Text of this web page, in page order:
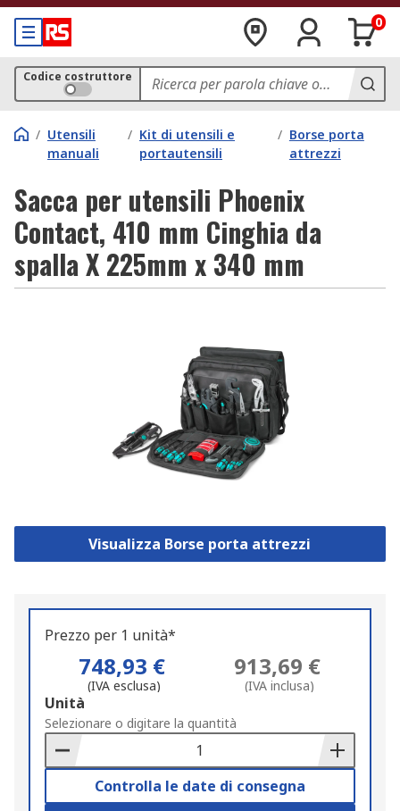
0
Codice costruttore
/ Utensili
manuali
/ Kit di utensili e
portautensili
/ Borse porta
attrezzi
Sacca per utensili Phoenix
Contact, 410 mm Cinghia da
spalla X 225mm x 340 mm
Visualizza Borse porta attrezzi
Prezzo per 1 unità*
748,93 €
(IVA esclusa)
913,69 €
(IVA inclusa)
Add
to
Basket
Unità
Selezionare o digitare la quantità
Controlla le date di consegna